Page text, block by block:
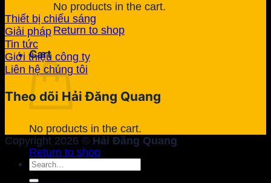
No products in the cart.
Return to shop
Cart
No products in the cart.
Return to shop
Thiết bị chiếu sáng
Giải pháp
Tin tức
Giới thiệu công ty
Liên hệ chúng tôi
Theo dõi Hải Đăng Quang
Copyright 2026 © Hải Đăng Quang
Search
for: